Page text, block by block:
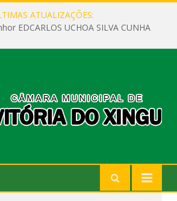
ATUALIZAÇÕES:
EDCARLOS UCHOA SILVA CUNHA